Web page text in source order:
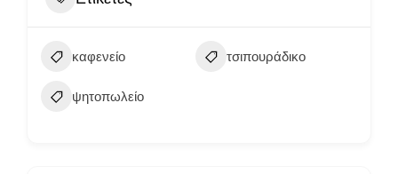
καφενείο τσιπουράδικο
ψητοπωλείο